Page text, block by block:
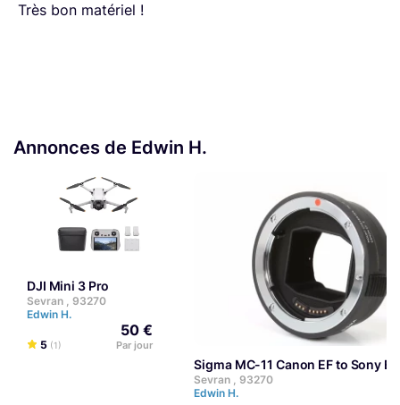
Très bon matériel !
Annonces de Edwin H.
DJI Mini 3 Pro
Sevran , 93270
Edwin H.
5 (1)
50 €
Par jour
Sigma MC-11 Canon EF to Sony E
Sevran , 93270
Edwin H.